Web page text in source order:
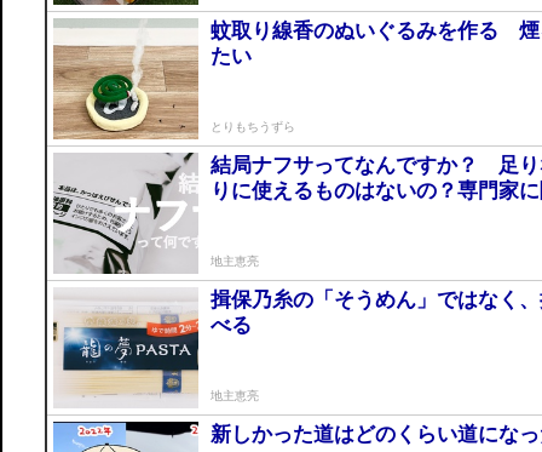
蚊取り線香のぬいぐるみを作る
たい
とりもちうずら
結局ナフサってなんですか？ 足
りに使えるものはないの？専門家
地主恵亮
揖保乃糸の「そうめん」ではなく
べる
地主恵亮
新しかった道はどのくらい道にな